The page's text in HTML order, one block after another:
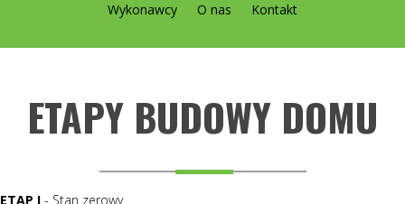
Wykonawcy O nas Kontakt
ETAPY BUDOWY DOMU
ETAP I - Stan zerowy